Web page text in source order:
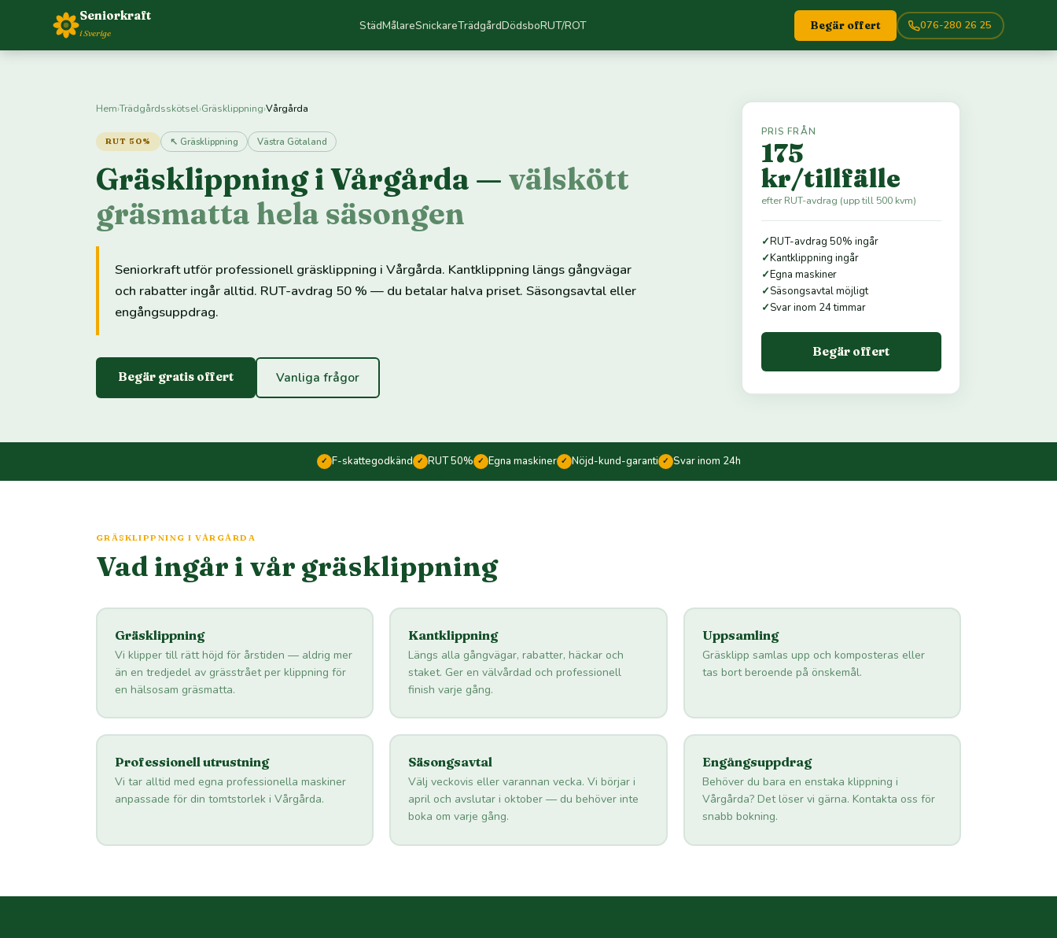
Seniorkraft
i Sverige StädMålareSnickareTrädgårdDödsboRUT/ROT Begär offert 076-280 26 25
Hem›Trädgårdsskötsel›Gräsklippning›Vårgårda
RUT 50% ↖ Gräsklippning Västra Götaland
Gräsklippning i Vårgårda — välskött
gräsmatta hela säsongen
Seniorkraft utför professionell gräsklippning i Vårgårda. Kantklippning längs gångvägar
och rabatter ingår alltid. RUT-avdrag 50 % — du betalar halva priset. Säsongsavtal eller
engångsuppdrag.
Begär gratis offert Vanliga frågor
PRIS FRÅN
175
kr/tillfälle
efter RUT-avdrag (upp till 500 kvm)
✓RUT-avdrag 50% ingår
✓Kantklippning ingår
✓Egna maskiner
✓Säsongsavtal möjligt
✓Svar inom 24 timmar
Begär offert
✓ F-skattegodkänd ✓ RUT 50% ✓ Egna maskiner ✓ Nöjd-kund-garanti ✓ Svar inom 24h
GRÄSKLIPPNING I VÅRGÅRDA
Vad ingår i vår gräsklippning
Gräsklippning
Vi klipper till rätt höjd för årstiden — aldrig mer
än en tredjedel av grässtrået per klippning för
en hälsosam gräsmatta.
Kantklippning
Längs alla gångvägar, rabatter, häckar och
staket. Ger en välvårdad och professionell
finish varje gång.
Uppsamling
Gräsklipp samlas upp och komposteras eller
tas bort beroende på önskemål.
Professionell utrustning
Vi tar alltid med egna professionella maskiner
anpassade för din tomtstorlek i Vårgårda.
Säsongsavtal
Välj veckovis eller varannan vecka. Vi börjar i
april och avslutar i oktober — du behöver inte
boka om varje gång.
Engångsuppdrag
Behöver du bara en enstaka klippning i
Vårgårda? Det löser vi gärna. Kontakta oss för
snabb bokning.